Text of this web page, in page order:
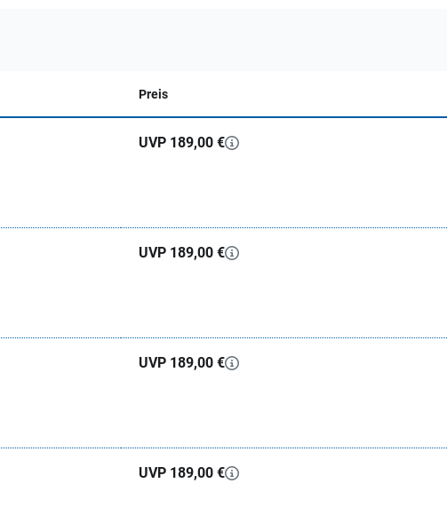
Preis
UVP 189,00 €
UVP 189,00 €
UVP 189,00 €
UVP 189,00 €